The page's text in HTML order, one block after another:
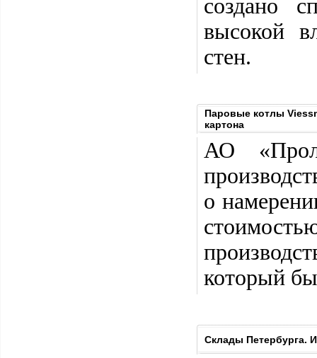
создано
высокой
стен.
Паровые котлы
картона
АО
о
который
Склады Петербурга.